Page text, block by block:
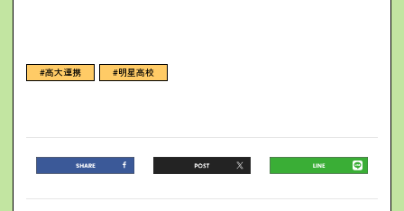
#高大連携 #明星高校